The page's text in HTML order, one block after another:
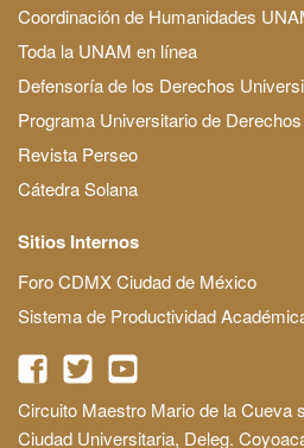
Coordinación de Humanidades
Toda la UNAM en línea
Defensoría de los Derechos
Programa Universitario de
Revista Perseo
Cátedra Solana
Sitios Internos
Foro CDMX Ciudad de México
Sistema de Productividad
Circuito Maestro Mario de la Cueva
Ciudad Universitaria, Deleg.